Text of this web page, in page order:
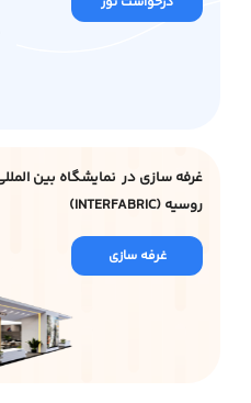
غرفه سازی در نمایشگاه بین
روسیه (INTERFABRIC)
غرفه سازی